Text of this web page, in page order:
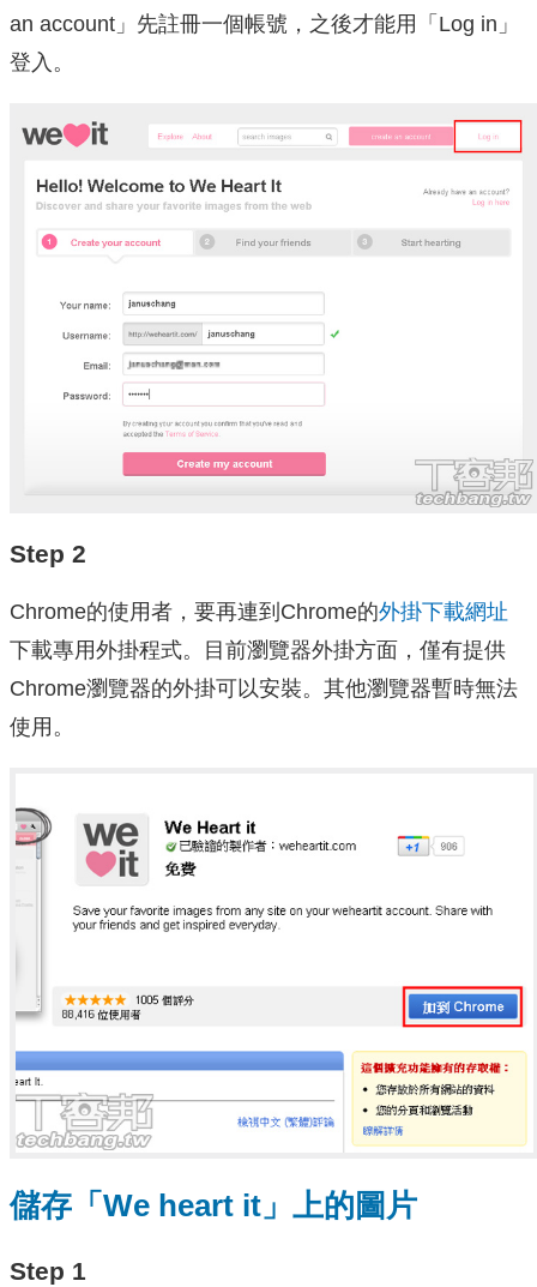
an account」先註冊一個帳號，之後才能用「Log in」
登入。
Step 2
Chrome的使用者，要再連到Chrome的外掛下載網址
下載專用外掛程式。目前瀏覽器外掛方面，僅有提供
Chrome瀏覽器的外掛可以安裝。其他瀏覽器暫時無法
使用。
儲存「We heart it」上的圖片
Step 1